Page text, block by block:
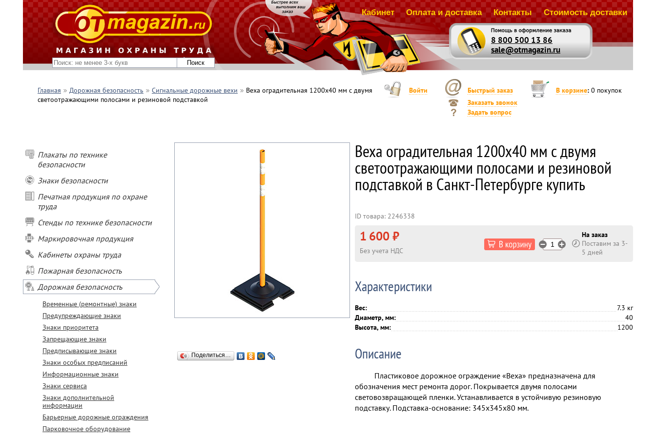
8 800 500 13 86
sale@otmagazin.ru
Кабинет Оплата и доставка Контакты Стоимость доставки
Главная Дорожная безопасность Сигнальные дорожные вехи
Веха оградительная 1200х40 мм с двумя
светоотражающими полосами и резиновой подставкой
Войти Быстрый заказ В корзине: 0 покупок
Заказать звонок
Задать вопрос
Плакаты по технике
безопасности
Знаки безопасности
Печатная продукция по охране
труда
Стенды по технике безопасности
Маркировочная продукция
Кабинеты охраны труда
Пожарная безопасность
Дорожная безопасность
Временные (ремонтные) знаки
Предупреждающие знаки
Знаки приоритета
Запрещающие знаки
Предписывающие знаки
Знаки особых предписаний
Информационные знаки
Знаки сервиса
Знаки дополнительной
информации
Барьерные дорожные ограждения
Парковочное оборудование
Поделиться…
Веха оградительная 1200х40 мм с двумя
светоотражающими полосами и резиновой
подставкой в Санкт-Петербурге купить
ID товара: 2246338
1 600 ₽
Без учета НДС
На заказ
Поставим за 3-
5 дней
Характеристики
Вес:
7.3 кг
Диаметр, мм:
40
Высота, мм:
1200
Описание
Пластиковое дорожное ограждение «Веха» предназначена для
обозначения мест ремонта дорог. Покрывается двумя полосами
световозвращающей пленки. Устанавливается в устойчивую резиновую
подставку. Подставка-основание: 345x345x80 мм.